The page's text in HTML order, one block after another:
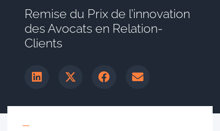
Remise du Prix de l’innovation
des Avocats en Relation-
Clients
—